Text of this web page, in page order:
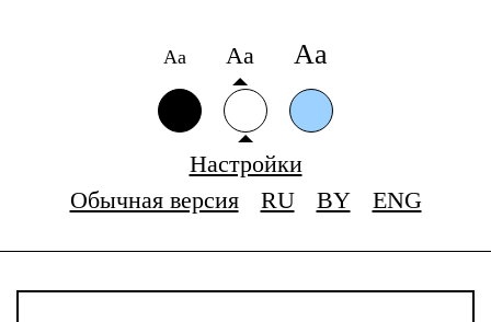
Аа Аа Аа
Настройки
Обычная версия
RU BY ENG